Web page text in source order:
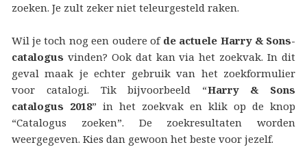
zoeken. Je zult zeker niet teleurgesteld raken.
Wil je toch nog een oudere of de actuele Harry & Sons-
catalogus vinden? Ook dat kan via het zoekvak. In dit
geval maak je echter gebruik van het zoekformulier
voor catalogi. Tik bijvoorbeeld “Harry & Sons
catalogus 2018” in het zoekvak en klik op de knop
“Catalogus zoeken”. De zoekresultaten worden
weergegeven. Kies dan gewoon het beste voor jezelf.